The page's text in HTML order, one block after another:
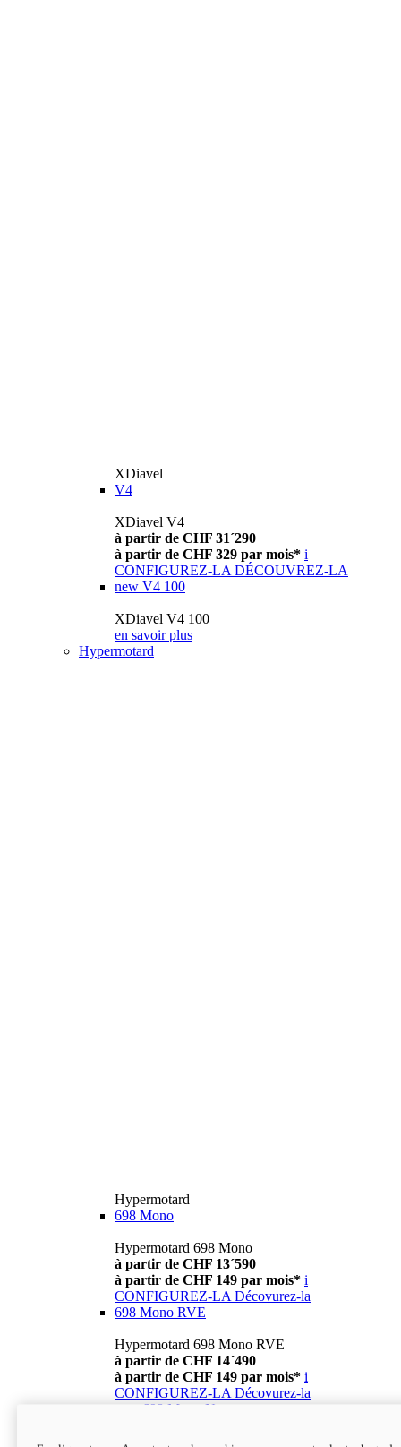
XDiavel
V4
XDiavel V4
à partir de CHF 31´290
à partir de CHF 329 par mois* i
CONFIGUREZ-LA DÉCOUVREZ-LA
new V4 100
XDiavel V4 100
en savoir plus
Hypermotard
Hypermotard
698 Mono
Hypermotard 698 Mono
à partir de CHF 13´590
à partir de CHF 149 par mois* i
CONFIGUREZ-LA Décovurez-la
698 Mono RVE
Hypermotard 698 Mono RVE
à partir de CHF 14´490
à partir de CHF 149 par mois* i
CONFIGUREZ-LA Décovurez-la
698 Mono Nera
Hypermotard 698 Mono Nera